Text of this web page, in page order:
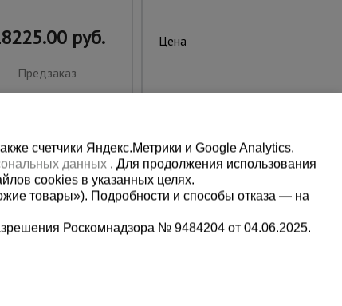
руб.
Предзаказ
Цена:
90
счетчики Яндекс.Метрики и Google Analytics.
данных . Для продолжения использования
cookies в указанных целях.
товары»). Подробности и способы отказа — на
Роскомнадзора № 9484204 от 04.06.2025.